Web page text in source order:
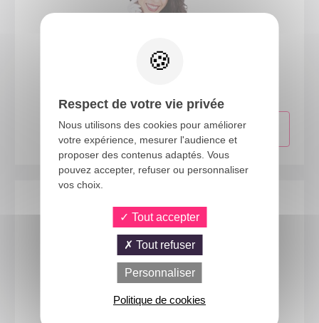
22378
Respect de votre vie privée
Nous utilisons des cookies pour améliorer
votre expérience, mesurer l'audience et
proposer des contenus adaptés. Vous
pouvez accepter, refuser ou personnaliser
vos choix.
Tout accepter
Tout refuser
Personnaliser
Politique de cookies